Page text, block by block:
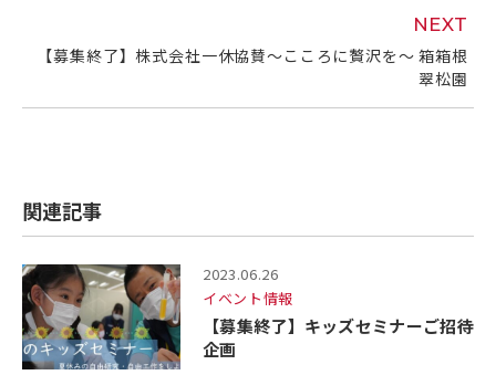
NEXT
【募集終了】株式会社一休協賛～こころに贅沢を～ 箱箱根
翠松園
関連記事
2023.06.26
イベント情報
【募集終了】キッズセミナーご招待
企画